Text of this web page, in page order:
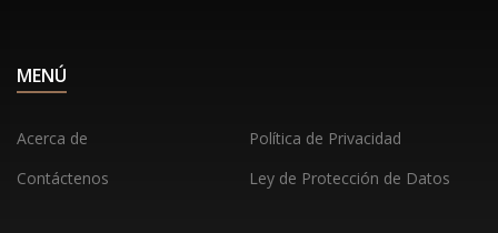
MENÚ
Acerca de
Política de Privacidad
Contáctenos
Ley de Protección de Datos